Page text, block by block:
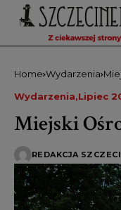
Home Wydarzenia
Wydarzenia Lipiec
Miejski
REDAKCJA